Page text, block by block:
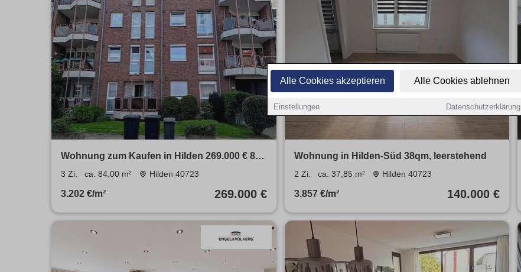
Alle Cookies akzeptieren Alle Cookies ablehnen
Einstellungen Datenschutzerklärung
Wohnung zum Kaufen in Hilden 269.000 € 84
m²
3 Zi. ca. 84,00 m² Hilden 40723
3.202 €/m² 269.000 €
Wohnung in Hilden-Süd 38qm, leerstehend
2 Zi. ca. 37,85 m² Hilden 40723
3.857 €/m² 140.000 €